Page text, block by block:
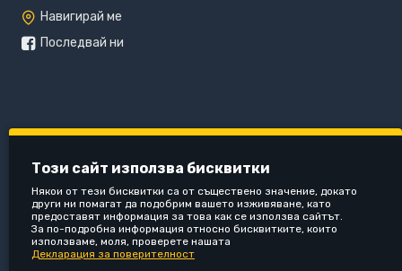
Навигирай ме
Последвай ни
Този сайт използва бисквитки
Някои от тези бисквитки са от съществено значение, докато
други ни помагат да подобрим вашето изживяване, като
предоставят информация за това как се използва сайтът.
За по-подробна информация относно бисквитките, които
използваме, моля, проверете нашата
Декларация за поверителност